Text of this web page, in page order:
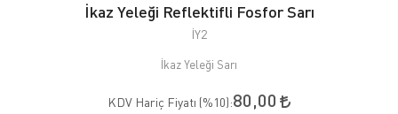
İkaz Yeleği Reflektifli Fosfor Sarı
İY2
İkaz Yeleği Sarı
KDV Hariç Fiyatı (%10):80,00